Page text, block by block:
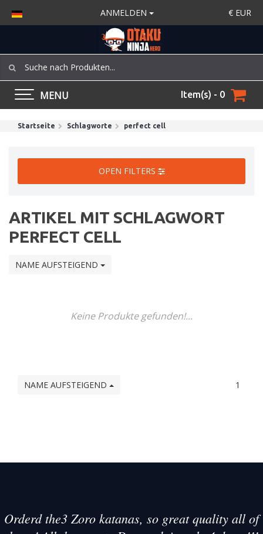
ANMELDEN € EUR
MENU Item(s) - 0
Startseite Schlagworte perfect cell
OPEN FILTERS
ARTIKEL MIT SCHLAGWORT
PERFECT CELL
NAME AUFSTEIGEND
Keine Produkte gefunden!...
NAME AUFSTEIGEND 1
Orderd the3 Zoro katanas, so great quality all of